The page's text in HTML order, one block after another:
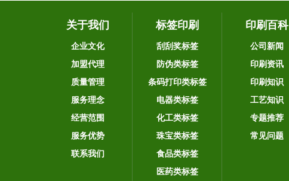
关于我们
企业文化
加盟代理
质量管理
服务理念
经营范围
服务优势
联系我们
标签印刷
刮刮奖标签
防伪类标签
条码打印类标签
电器类标签
化工类标签
珠宝类标签
食品类标签
医药类标签
印刷百科
公司新闻
印刷资讯
印刷知识
工艺知识
专题推荐
常见问题